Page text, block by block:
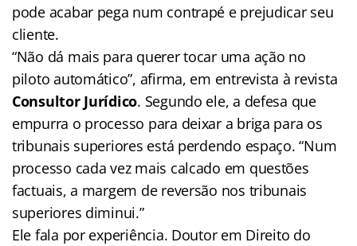
pode acabar pega num contrapé e prejudicar seu
cliente.
“Não dá mais para querer tocar uma ação no
piloto automático”, afirma, em entrevista à revista
Consultor Jurídico. Segundo ele, a defesa que
empurra o processo para deixar a briga para os
tribunais superiores está perdendo espaço. “Num
processo cada vez mais calcado em questões
factuais, a margem de reversão nos tribunais
superiores diminui.”
Ele fala por experiência. Doutor em Direito do